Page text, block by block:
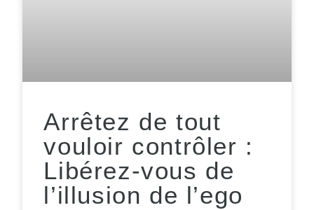
Arrêtez de tout
vouloir contrôler :
Libérez-vous de
l’illusion de l’ego